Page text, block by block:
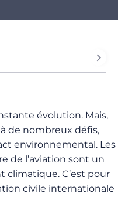
évolution. Mais,
de nombreux défis,
environnemental. Les
de l’aviation sont un
climatique. C’est pour
civile internationale